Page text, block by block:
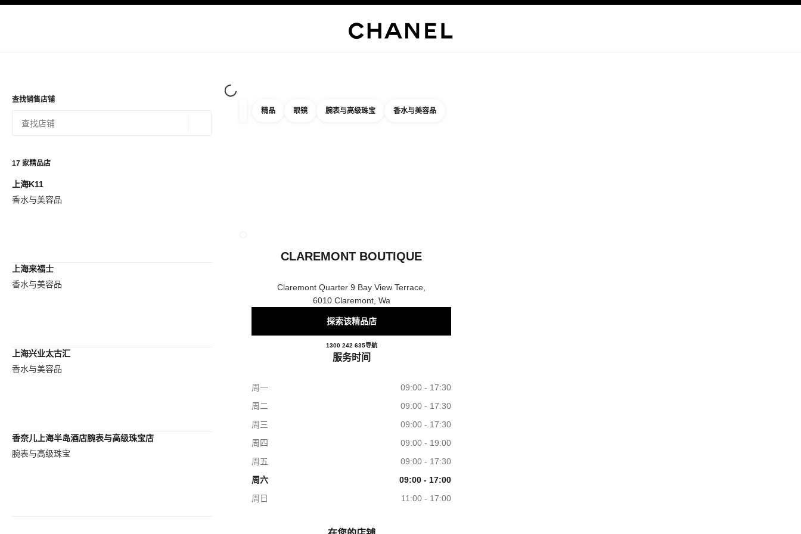
查找销售店铺
17 家精品店
查看筛选条件
上海K11
香水与美容品
上海来福士
香水与美容品
上海兴业太古汇
香水与美容品
香奈儿上海半岛酒店腕表与高级珠宝店
腕表与高级珠宝
CLAREMONT BOUTIQUE
Claremont Quarter 9 Bay View Terrace,
6010 Claremont, Wa
探索该精品店
电话
1300 242 635导航CLAREMONT BOUTIQUE
服务时间
周一
09:00 - 17:30
周二
09:00 - 17:30
周三
09:00 - 17:30
周四
09:00 - 19:00
周五
09:00 - 17:30
周六
09:00 - 17:00
周日
11:00 - 17:00
筛选条件
筛选结果依据：
精品 眼镜 腕表与高级珠宝 香水与美容品